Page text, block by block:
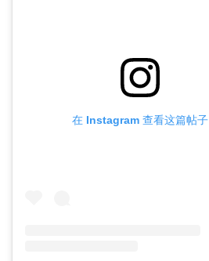
在 Instagram 查看这篇帖子